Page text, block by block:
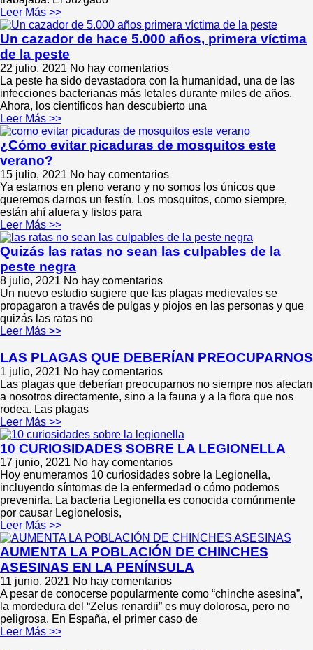
Leer Más >>
Un cazador de hace 5.000 años, primera víctima
de la peste
22 julio, 2021 No hay comentarios
La peste ha sido devastadora con la humanidad, una de las
infecciones bacterianas más letales durante miles de años.
Ahora, los científicos han descubierto una
Leer Más >>
¿Cómo evitar picaduras de mosquitos este
verano?
15 julio, 2021 No hay comentarios
Ya estamos en pleno verano y no somos los únicos que
queremos darnos un festín. Los mosquitos, como siempre,
están ahí afuera y listos para
Leer Más >>
Quizás las ratas no sean las culpables de la
peste negra
8 julio, 2021 No hay comentarios
Un nuevo estudio sugiere que las plagas medievales se
propagaron a través de pulgas y piojos en las personas y que
quizás las ratas no
Leer Más >>
LAS PLAGAS QUE DEBERÍAN PREOCUPARNOS
1 julio, 2021 No hay comentarios
Las plagas que deberían preocuparnos no siempre nos afectan
a nosotros directamente, sino a la fauna y a la flora que nos
rodea. Las plagas
Leer Más >>
10 CURIOSIDADES SOBRE LA LEGIONELLA
17 junio, 2021 No hay comentarios
Hoy enumeramos 10 curiosidades sobre la Legionella,
incluyendo síntomas de la enfermedad o cómo podemos
prevenirla. La bacteria Legionella es conocida comúnmente
por causar Legionelosis,
Leer Más >>
AUMENTA LA POBLACIÓN DE CHINCHES
ASESINAS EN LA PENÍNSULA
11 junio, 2021 No hay comentarios
A pesar de conocerse popularmente como “chinche asesina”,
la mordedura del “Zelus renardii” es muy dolorosa, pero no
peligrosa. En España, el primer caso de
Leer Más >>